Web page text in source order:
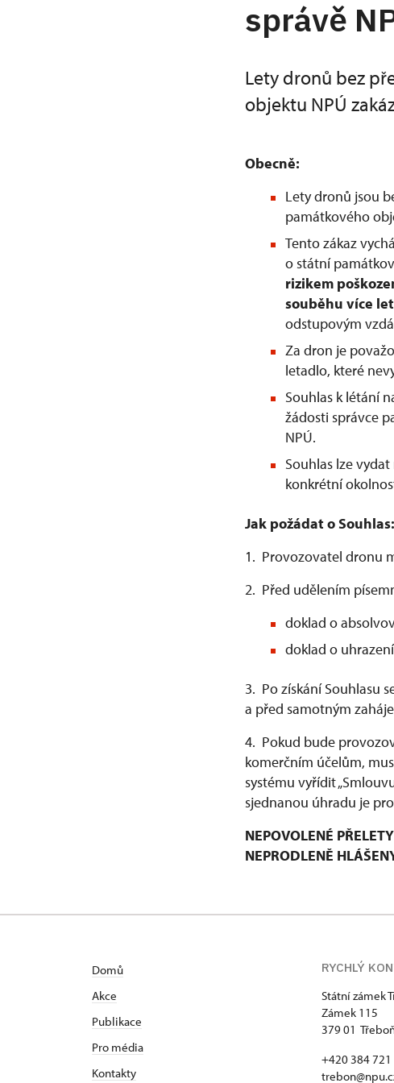
správě
Lety dronů bez
objektu NPÚ
Obecně:
Lety dronů jsou
památkového
Tento zákaz
o státní
rizikem
souběhu více
odstupovým
Za dron je
letadlo, které
Souhlas k létání
žádosti správce
NPÚ.
Souhlas lze
konkrétní
Jak požádat o Souhlas:
1. Provozovatel dronu
2. Před udělením
doklad o
doklad o
3. Po získání Souhlasu
a před samotným
4. Pokud bude
komerčním účelům,
systému vyřídit
sjednanou úhradu je
NEPOVOLENÉ
NEPRODLENĚ
Domů
Akce
Publikace
Pro média
Kontakty
RYCHLÝ
Státní zámek
Zámek 115
379 01
+420 384 721